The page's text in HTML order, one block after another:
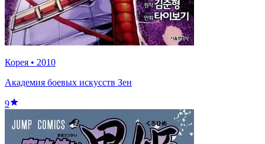
Корея • 2010
Академия боевых искусств Зен
9